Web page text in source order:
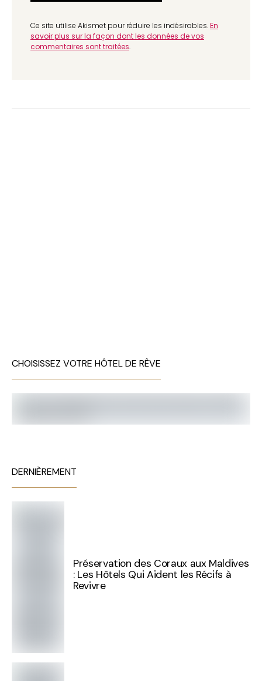
Ce site utilise Akismet pour réduire les indésirables.En
savoir plus sur la façon dont les données de vos
commentaires sont traitées.
CHOISISSEZ VOTRE HÔTEL DE RÊVE
DERNIÈREMENT
Préservation des Coraux aux Maldives
: Les Hôtels Qui Aident les Récifs à
Revivre